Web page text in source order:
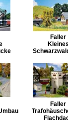
Faller
Faller